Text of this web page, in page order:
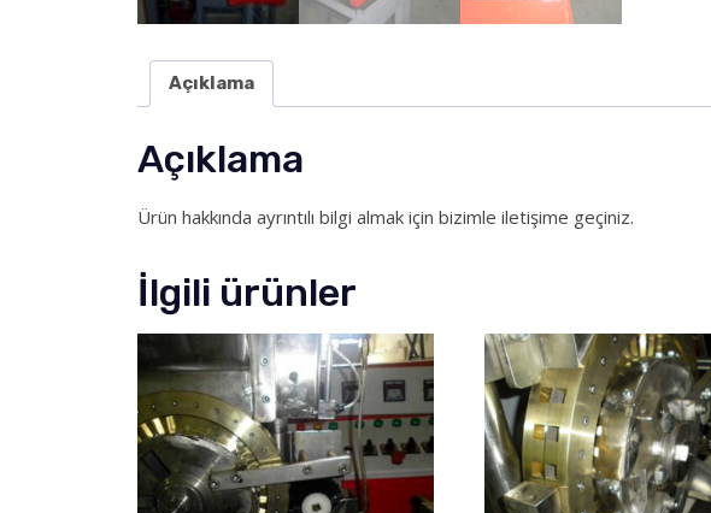
Açıklama
Açıklama
Ürün hakkında ayrıntılı bilgi almak için bizimle iletişime geçiniz.
İlgili ürünler